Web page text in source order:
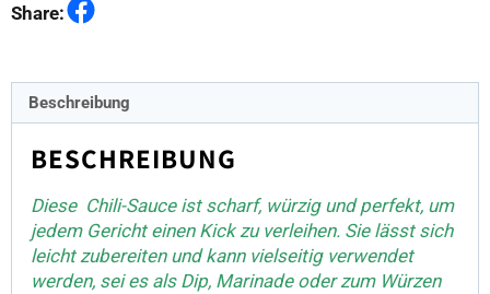
Share:
Beschreibung
BESCHREIBUNG
Diese Chili-Sauce ist scharf, würzig und perfekt, um
jedem Gericht einen Kick zu verleihen. Sie lässt sich
leicht zubereiten und kann vielseitig verwendet
werden, sei es als Dip, Marinade oder zum Würzen